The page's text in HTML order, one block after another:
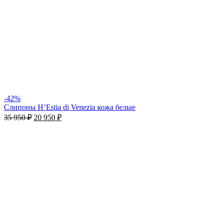
-42%
Слипоны H’Estia di Venezia кожа белые
35 950₽ 20 950 ₽